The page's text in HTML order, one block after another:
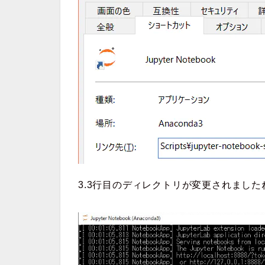
3.3行目のディレクトリが変更されました